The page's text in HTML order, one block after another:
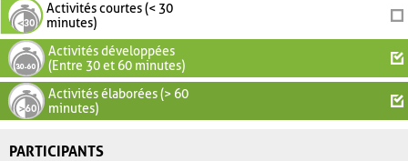
Activités courtes (< 30
minutes)
Activités développées
(Entre 30 et 60 minutes)
Activités élaborées (> 60
minutes)
PARTICIPANTS